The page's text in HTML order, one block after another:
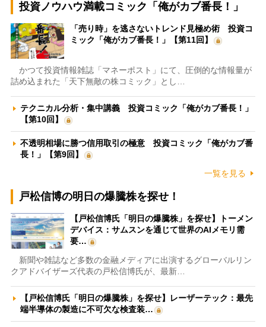
投資ノウハウ満載コミック「俺がカブ番長！」
「売り時」を逃さないトレンド見極め術 投資コ
ミック「俺がカブ番長！」【第11回】
かつて投資情報雑誌「マネーポスト」にて、圧倒的な情報量が
詰め込まれた「天下無敵の株コミック」とし…
テクニカル分析・集中講義 投資コミック「俺がカブ番長！」
【第10回】
不透明相場に勝つ信用取引の極意 投資コミック「俺がカブ番
長！」【第9回】
一覧を見る
戸松信博の明日の爆騰株を探せ！
【戸松信博氏「明日の爆騰株」を探せ】トーメン
デバイス：サムスンを通じて世界のAIメモリ需
要…
新聞や雑誌など多数の金融メディアに出演するグローバルリン
クアドバイザーズ代表の戸松信博氏が、最新…
【戸松信博氏「明日の爆騰株」を探せ】レーザーテック：最先
端半導体の製造に不可欠な検査装…